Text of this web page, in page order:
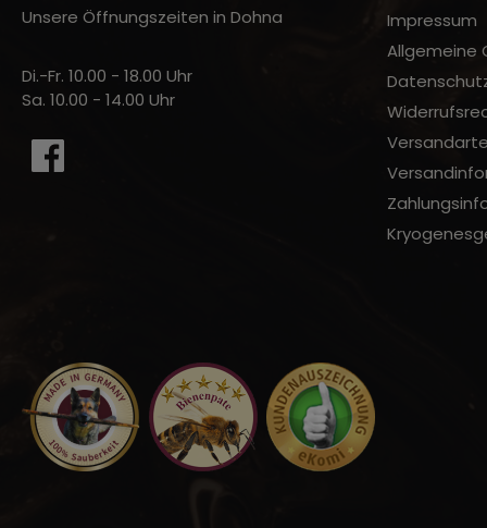
Unsere Öffnungszeiten in Dohna
Di.-Fr. 10.00 - 18.00 Uhr
Sa. 10.00 - 14.00 Uhr
Impressum
Allgemeine